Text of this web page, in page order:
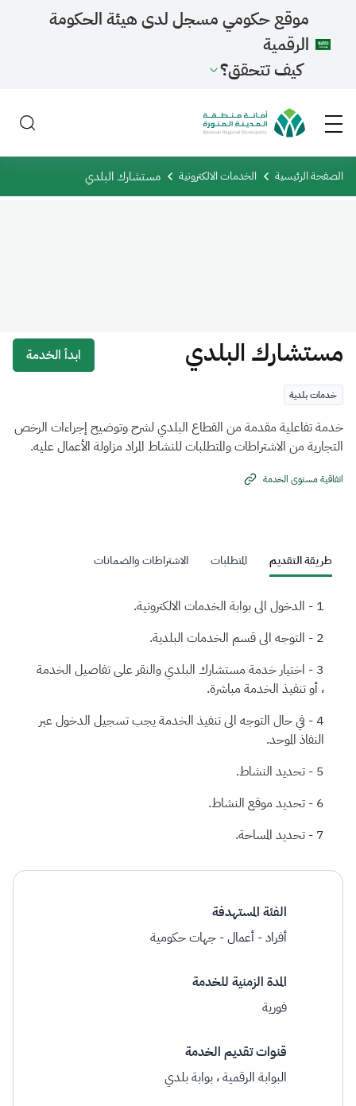
موقع حكومي مسجل لدى هيئة الحكومة
الرقمية
كيف تتحقق؟
الصفحة الرئيسية الخدمات الالكترونية مستشارك البلدي
مستشارك البلدي ابدأ الخدمة
خدمات بلدية
خدمة تفاعلية مقدمة من القطاع البلدي لشرح وتوضيح إجراءات الرخص
التجارية من الاشتراطات والمتطلبات للنشاط المراد مزاولة الأعمال عليه.
اتفاقية مستوى الخدمة
طريقة التقديم المتطلبات الاشتراطات والضمانات
الدخول الى بوابة الخدمات الالكترونية.
التوجه الى قسم الخدمات البلدية.
اختيار خدمة مستشارك البلدي والنقر على تفاصيل الخدمة
، أو تنفيذ الخدمة مباشرة.
في حال التوجه الى تنفيذ الخدمة يجب تسجيل الدخول عبر
النفاذ الموحد.
تحديد النشاط.
تحديد موقع النشاط.
تحديد المساحة.
الفئة المستهدفة
أفراد - أعمال - جهات حكومية
المدة الزمنية للخدمة
فورية
قنوات تقديم الخدمة
البوابة الرقمية ، بوابة بلدي